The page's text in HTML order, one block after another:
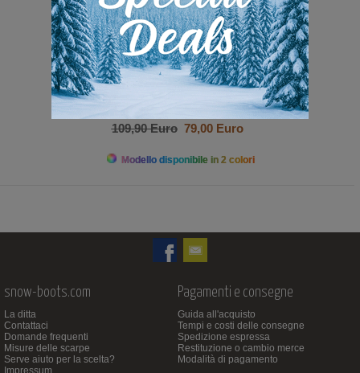
109,90 Euro79,00 Euro
Modello disponibile in 2 colori
snow-boots.com
La ditta
Contattaci
Domande frequenti
Misure delle scarpe
Serve aiuto per la scelta?
Impressum
Pagamenti e consegne
Guida all'acquisto
Tempi e costi delle consegne
Spedizione espressa
Restituzione o cambio merce
Modalità di pagamento